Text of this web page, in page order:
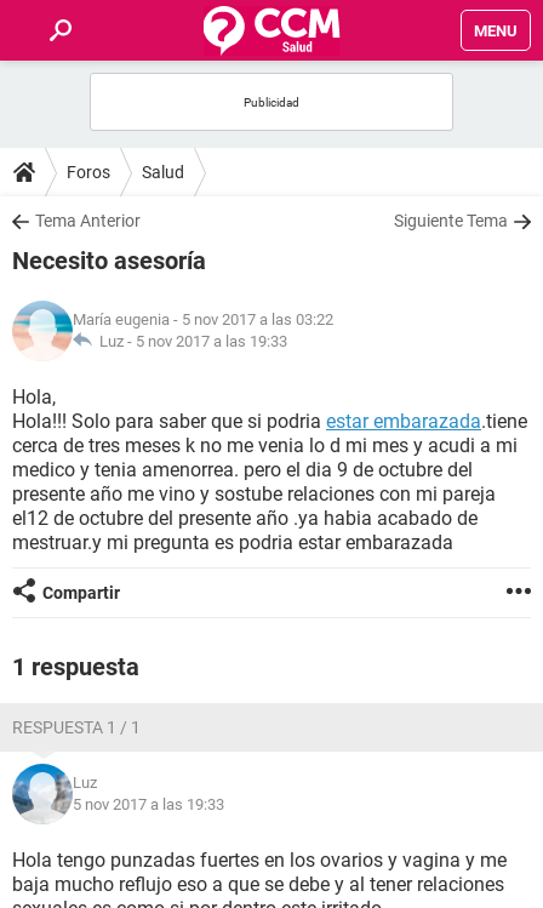
MENU
FOROS
SALUD
NUTRICIÓN
BIENESTAR
SEXUALIDAD
GLOSARIO
Foros Salud
Tema Anterior Siguiente Tema
Necesito asesoría
María eugenia - 5 nov 2017 a las 03:22
Luz - 5 nov 2017 a las 19:33
Hola,
Hola!!! Solo para saber que si podria estar embarazada.tiene
cerca de tres meses k no me venia lo d mi mes y acudi a mi
medico y tenia amenorrea. pero el dia 9 de octubre del
presente año me vino y sostube relaciones con mi pareja
el12 de octubre del presente año .ya habia acabado de
mestruar.y mi pregunta es podria estar embarazada
Compartir
1 respuesta
RESPUESTA 1 / 1
Luz
5 nov 2017 a las 19:33
Hola tengo punzadas fuertes en los ovarios y vagina y me
baja mucho reflujo eso a que se debe y al tener relaciones